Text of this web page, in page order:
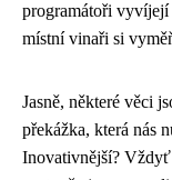
programátoři
místní vinaři si
Jasně, některé věci
překážka, která nás
Inovativnější?